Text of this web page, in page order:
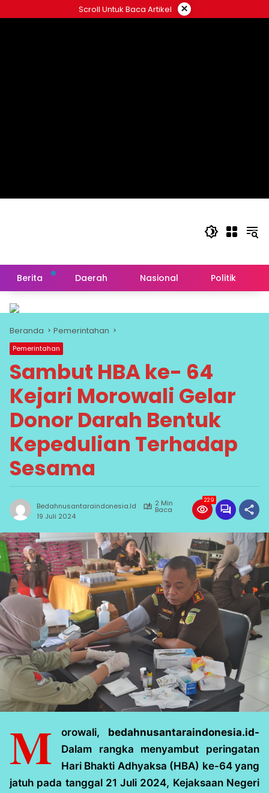
ke
Scroll Untuk Baca Artikel ×
Berita Daerah Nasional Politik
Beranda Pemerintahan
Pemerintahan
Sambut HBA ke- 64
Kejari Morowali Gelar
Donor Darah Bentuk
Kepedulian Terhadap
Sesama
Bedahnusantaraindonesia.id 2 Min
Baca
19 Juli 2024
229
M orowali, bedahnusantaraindonesia.id-
Dalam rangka menyambut peringatan
Hari Bhakti Adhyaksa (HBA) ke-64 yang
jatuh pada tanggal 21 Juli 2024, Kejaksaan Negeri